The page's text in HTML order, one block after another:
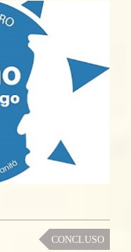
CONCLUSO